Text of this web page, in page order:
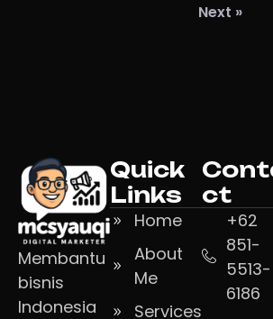
Next »
Membantu
bisnis
Indonesia
Quick
Links
Home
About
Me
Services
ct
+62
851-
5513-
6186